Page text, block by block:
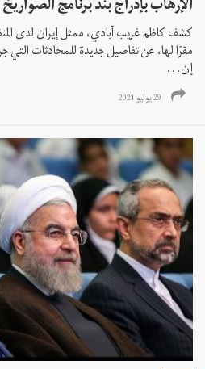
كشف كاظم غريب آبادي، ممثل إيران لدى
مقرًا لها، عن تفاصيل جديدة للمحادثات التي
إن...
29 يوليو 2021